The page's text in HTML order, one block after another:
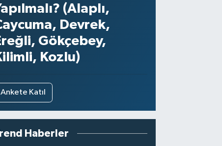
(Alaplı,
Devrek,
Gökçebey,
Kozlu)
Ankete Katıl
Haberler